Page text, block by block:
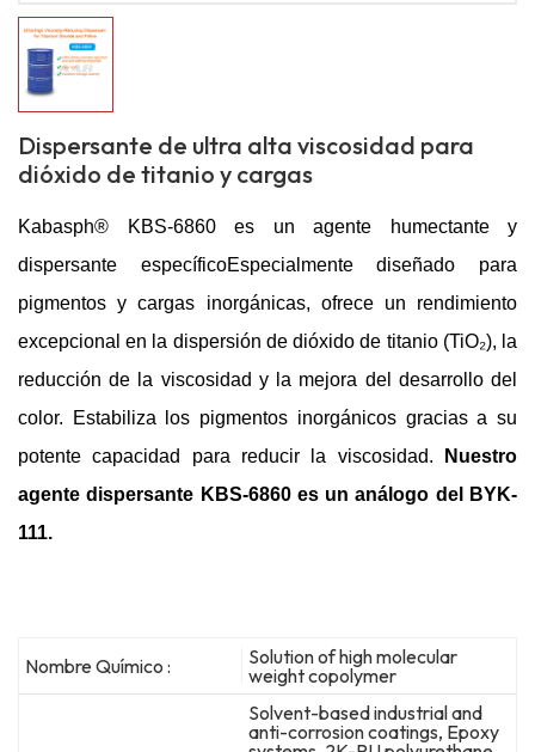
Dispersante de ultra alta viscosidad para
dióxido de titanio y cargas
Kabasph® KBS-6860 es un agente humectante y
dispersante específicoEspecialmente diseñado para
pigmentos y cargas inorgánicas, ofrece un rendimiento
excepcional en la dispersión de dióxido de titanio (TiO₂), la
reducción de la viscosidad y la mejora del desarrollo del
color. Estabiliza los pigmentos inorgánicos gracias a su
potente capacidad para reducir la viscosidad.
Nuestro
agente dispersante KBS-6860 es un análogo del BYK-
111.
Nombre Químico :
Solution of high molecular
weight copolymer
Solvent-based industrial and
anti-corrosion coatings, Epoxy